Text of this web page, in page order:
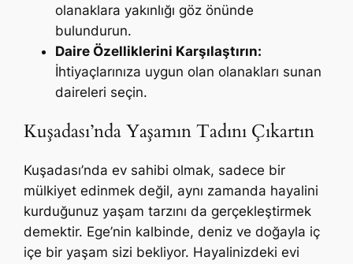
olanaklara yakınlığı göz önünde
bulundurun.
Daire Özelliklerini Karşılaştırın:
İhtiyaçlarınıza uygun olan olanakları sunan
daireleri seçin.
Kuşadası’nda Yaşamın Tadını Çıkartın
Kuşadası’nda ev sahibi olmak, sadece bir
mülkiyet edinmek değil, aynı zamanda hayalini
kurduğunuz yaşam tarzını da gerçekleştirmek
demektir. Ege’nin kalbinde, deniz ve doğayla iç
içe bir yaşam sizi bekliyor. Hayalinizdeki evi